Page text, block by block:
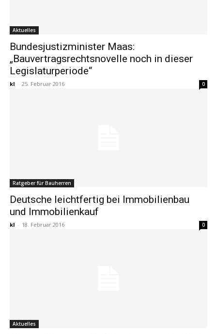
Aktuelles
Bundesjustizminister Maas:
„Bauvertragsrechtsnovelle noch in dieser
Legislaturperiode“
kl - 25. Februar 2016 0
Ratgeber für Bauherren
Deutsche leichtfertig bei Immobilienbau
und Immobilienkauf
kl - 18. Februar 2016 0
Aktuelles